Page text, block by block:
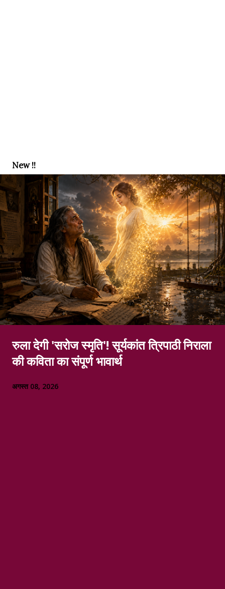
New !!
रुला देगी 'सरोज स्मृति'! सूर्यकांत त्रिपाठी निराला
की कविता का संपूर्ण भावार्थ
अगस्त 08, 2026